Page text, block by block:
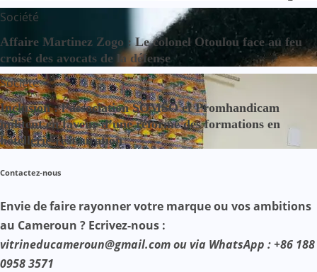
Société
Affaire Martinez Zogo : Le colonel Otoulou face au feu
croisé des avocats de la défense
Société
Inclusion : l’association SOMSO et Promhandicam
militent en faveur d’une réforme des formations en
hôtellerie-restauration
Contactez-nous
Envie de faire rayonner votre marque ou vos ambitions
au Cameroun ? Ecrivez-nous :
vitrineducameroun@gmail.com ou via WhatsApp : +86 188
0958 3571